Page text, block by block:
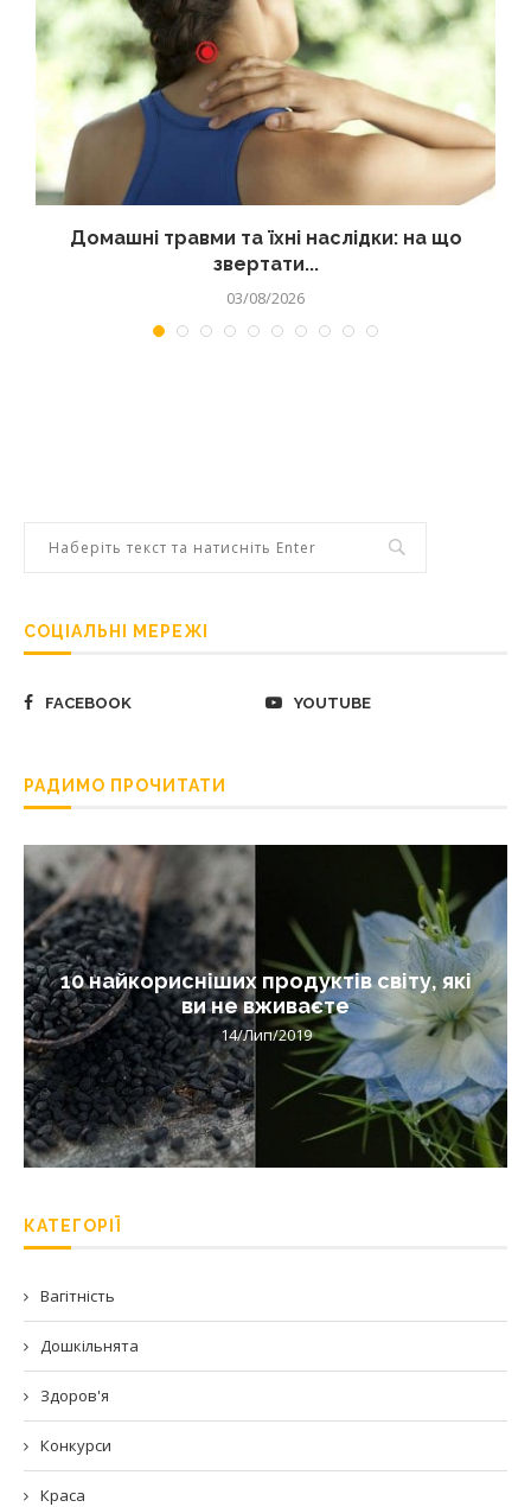
Домашні травми та їхні наслідки: на що
звертати...
03/08/2026
СОЦІАЛЬНІ МЕРЕЖІ
FACEBOOK YOUTUBE
РАДИМО ПРОЧИТАТИ
10 найкорисніших продуктів світу, які
ви не вживаєте
14/Лип/2019
КАТЕГОРІЇ
Вагітність
Дошкільнята
Здоров'я
Конкурси
Краса